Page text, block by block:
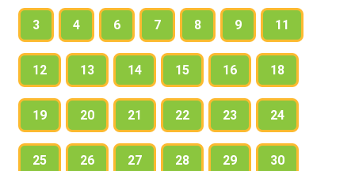
3 4 6 7 8 9 11
12 13 14 15 16 18
19 20 21 22 23 24
25 26 27 28 29 30